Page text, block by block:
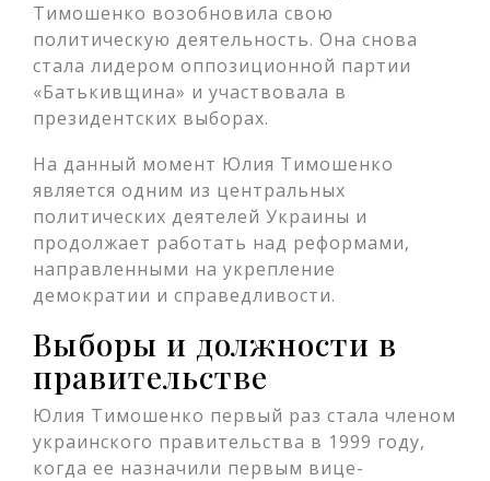
Тимошенко возобновила свою
политическую деятельность. Она снова
стала лидером оппозиционной партии
«Батькивщина» и участвовала в
президентских выборах.
На данный момент Юлия Тимошенко
является одним из центральных
политических деятелей Украины и
продолжает работать над реформами,
направленными на укрепление
демократии и справедливости.
Выборы и должности в
правительстве
Юлия Тимошенко первый раз стала членом
украинского правительства в 1999 году,
когда ее назначили первым вице-